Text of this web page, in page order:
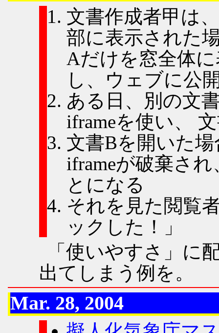
文書作成者甲は
部に表示された
Aだけを窓全体
し、ウェブに公
ある日、別の文
iframeを使い、
文書Bを開いた
iframeが破棄さ
とになる
それを見た閲覧
ックした！」
「使いやすさ」に
出てしまう例を。
Mar. 28, 2004